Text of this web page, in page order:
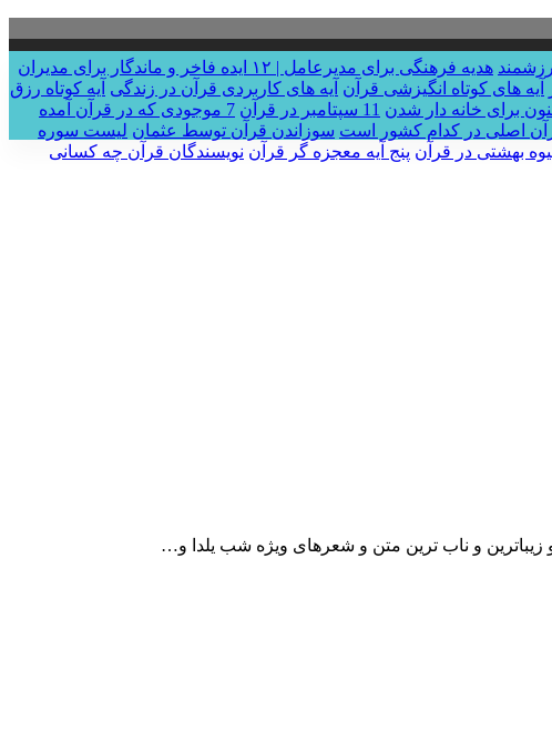
هدیه فرهنگی برای مدیرعامل | ۱۲ ایده فاخر و ماندگار برای مدیران
آیه های کوتاه انگیزشی قرآن آیه های کاربردی قرآن در زندگی آیه کوتاه رزق
11 سپتامبر در قرآن
7 موجودی که در قرآن آمده
اصلی در کدام کشور است سوزاندن قرآن توسط عثمان لیست سوره
بهشتی در قرآن پنج آیه معجزه گر قرآن نویسندگان قرآن چه کسانی
و ناب ترین متن و شعر‌های ویژه شب یلدا و…